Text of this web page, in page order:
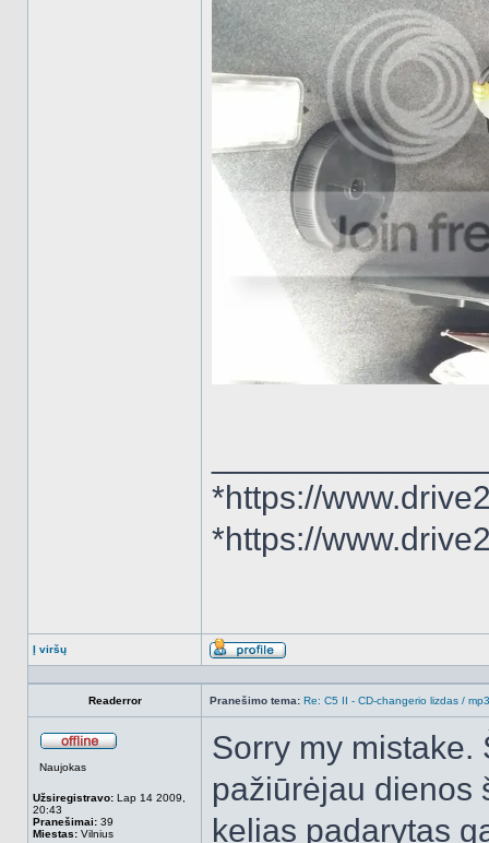
*https://
*https://
Į viršų
Aprašymas
Readerror Pranešimo tema: Re: C5 II - CD-changerio lizdas /
Naujokas
Užsiregistravo: Lap 14 2009,
20:43
Pranešimai: 39
Miestas: Vilnius
Sorry my mistake.
pažiūrėjau dienos
kelias padarytas